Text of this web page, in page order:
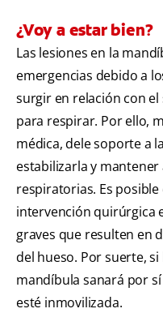
¿Voy a estar bien?
Las lesiones en la
emergencias debido a
surgir en relación con
para respirar. Por ello,
médica, dele soporte a
estabilizarla y mantener
respiratorias. Es
intervención quirúrgica
graves que resulten en
del hueso. Por suerte,
mandíbula sanará por
esté inmovilizada.